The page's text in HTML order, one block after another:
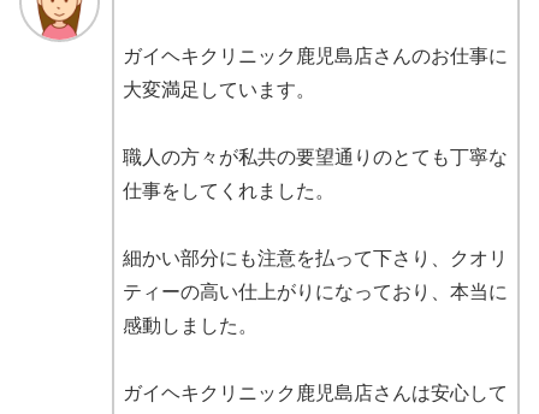
ガイヘキクリニック鹿児島店さんのお仕事に
大変満足しています。
職人の方々が私共の要望通りのとても丁寧な
仕事をしてくれました。
細かい部分にも注意を払って下さり、クオリ
ティーの高い仕上がりになっており、本当に
感動しました。
ガイヘキクリニック鹿児島店さんは安心して